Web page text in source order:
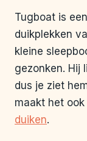
Tugboat is
duikplekken
kleine
gezonken. Hij
dus je ziet
maakt het
duiken.